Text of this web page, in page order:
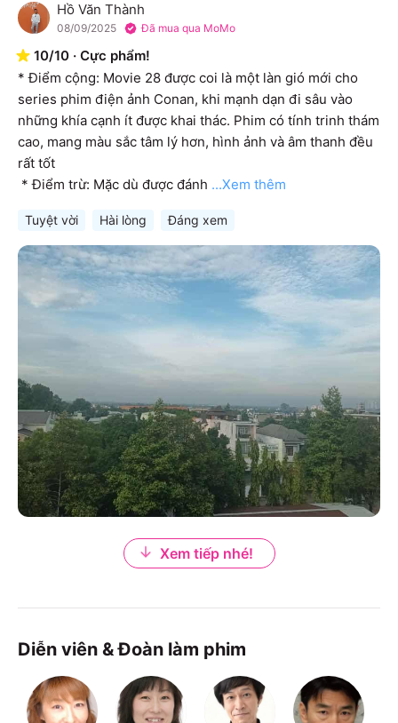
H Hồ Văn Thành
08/09/2025 Đã mua qua MoMo
10/10 · Cực phẩm!
* Điểm cộng: Movie 28 được coi là một làn gió mới cho
series phim điện ảnh Conan, khi mạnh dạn đi sâu vào
những khía cạnh ít được khai thác. Phim có tính trinh thám
cao, mang màu sắc tâm lý hơn, hình ảnh và âm thanh đều
rất tốt
* Điểm trừ: Mặc dù được đánh ...Xem thêm
Tuyệt vời Hài lòng Đáng xem
Xem tiếp nhé!
Diễn viên & Đoàn làm phim